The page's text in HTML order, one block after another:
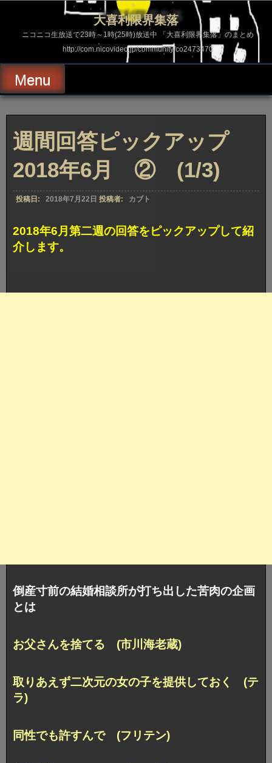
ス
ッ
プ
大喜利限界集落
ニコニコ生放送で23時～1時(25時)放送中 「大喜利限界集落」のまとめ
http://com.nicovideo.jp/community/co2473470
Menu
週間回答ピックアップ
2018年6月 ② (1/3)
投稿日: 2018年7月22日 投稿者: カブト
2018年6月第二週の回答をピックアップして紹
介します。
倒産寸前の結婚相談所が打ち出した苦肉の企画
とは
お父さんを捨てる (市川海老蔵)
取りあえず二次元の女の子を提供しておく (テ
ラ)
同性でも許すんで (フリテン)